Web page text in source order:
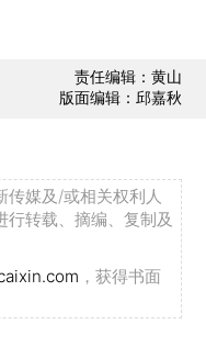
责任编辑：黄山
版面编辑：邱嘉秋
传媒及/或相关权利人
转载、摘编、复制及
，获得书面